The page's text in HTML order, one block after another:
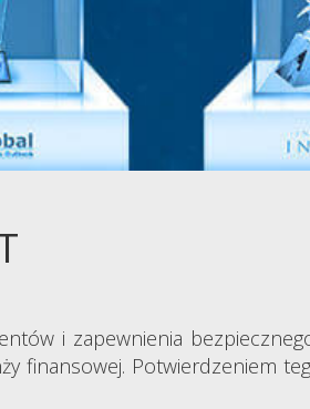
i zapewnienia
finansowej. Potwierdzeniem